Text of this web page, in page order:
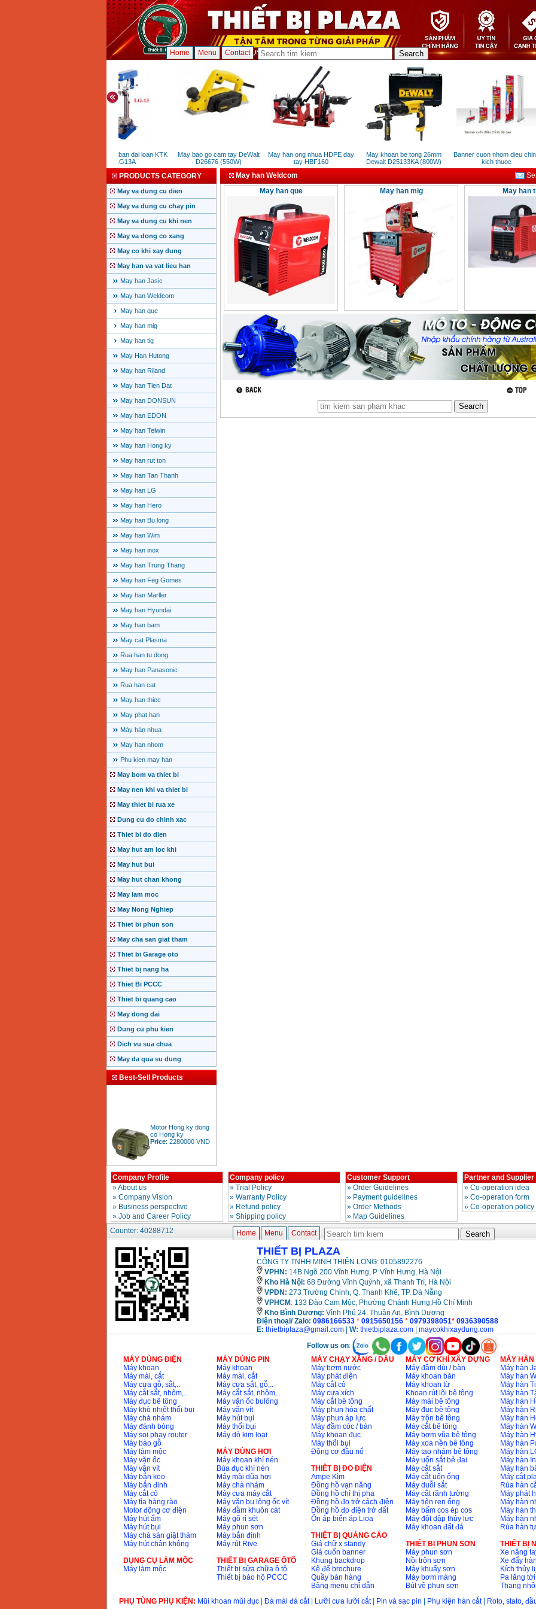
Home Menu Contact
May khoan ban dai loan KTK
LG13A
May bao go cam tay DeWalt
D26676 (550W)
May han ong nhua HDPE day
tay HBF160
May khoan be tong 26mm
Dewalt D25133KA (800W)
Banner cuon nhom dieu chinh
kich thuoc
PRODUCTS CATEGORY
May va dung cu dien
May va dung cu chay pin
May va dung cu khi nen
May va dong co xang
May co khi xay dung
May han va vat lieu han
May han Jasic
May han Weldcom
May han que
May han mig
May han tig
May Han Hutong
May han Riland
May han Tien Dat
May han DONSUN
May han EDON
May han Telwin
May han Hong ky
May han rut ton
May han Tan Thanh
May han LG
May han Hero
May han Bu long
May han Wim
May han inox
May han Trung Thang
May han Feg Gomes
May han Marller
May han Hyundai
May han bam
May cat Plasma
Rua han tu dong
May han Panasonic
Rua han cat
May han thiec
May phat han
Máy hàn nhua
May han nhom
Phu kien may han
May bom va thiet bi
May nen khi va thiet bi
May thiet bi rua xe
Dung cu do chinh xac
Thiet bi do dien
May hut am loc khi
May hut bui
May hut chan khong
May lam moc
May Nong Nghiep
Thiet bi phun son
May cha san giat tham
Thiet bi Garage oto
Thiet bị nang ha
Thiet Bi PCCC
Thiet bi quang cao
May dong dai
Dung cu phu kien
Dich vu sua chua
May da qua su dung
Best-Sell Products
co Hong ky
Price:2280000
BAng gia dong co
Price
Bang gia mui khoan
rut loi be tong
May khoan Bosch da
nang GBH 2-26DRE
(800W)
Price
:3980000
xang Stihl MS661
May cat goc da nang
Makita LS1019L
(1510W)
Price:14068000
VND
Bo may khoan 100
chi tiet Bosch GSB
13RE (650W)
Price
May khoan Bosch
GSB 16RE (750W)
Price :1850000
Dong co xang Honda
GX160 (5.5HP)
Makita 9553B (710W)
Price :1296000VND
May han Weldcom
May han que
May han mig May han
Company Profile
»About us
» Company Vision
» Business perspective
» Job and Career Policy
Company policy
» Trial Policy
» Warranty Policy
» Refund policy
» Shipping policy
Customer Support
» Order Guidelines
» Payment guidelines
» Order Methods
» Map Guidelines
Partner and Supplier
» Co-operation idea
» Co-operation form
» Co-operation policy
Counter: 40288712 Home Menu Contact
THIẾT BỊ PLAZA
CÔNG TY TNHH MINH THIÊN LONG: 0105892276
VPHN: 14B Ngõ 200 Vĩnh Hưng, P. Vĩnh Hưng, Hà Nội
Kho Hà Nội: 68 Đường Vĩnh Quỳnh, xã Thanh Trì, Hà Nội
VPĐN: 273 Trường Chinh, Q. Thanh Khê, TP. Đà Nẵng
VPHCM : 133 Đào Cam Mộc, Phường Chánh Hưng,Hồ Chí Minh
Kho Bình Dương: Vĩnh Phú 24, Thuận An, Bình Dương
Điện thoại/ Zalo: 0986166533 * 0915650156* 0979398051* 0936390588
E: thietbiplaza@gmail.com| W: thietbiplaza.com| maycokhixaydung.com
Follow us on:
MÁY DÙNG ĐIỆN
Máy khoan
Máy mài, cắt
Máy cưa gỗ, sắt,..
Máy cắt sắt, nhôm,..
Máy đục bê tông
Máy khò nhiệt thổi bụi
Máy chà nhám
Máy đánh bóng
Máy soi phay router
Máy bào gỗ
Máy làm mộc
Máy vặn ốc
Máy vặn vít
Máy bắn keo
Máy bắn đinh
Máy cắt cỏ
Máy tỉa hàng rào
Motor động cơ điện
Máy hút ẩm
Máy hút bụi
Máy chà sàn giặt thảm
Máy hút chân không
DỤNG CỤ LÀM MỘC
Máy làm mộc
MÁY DÙNG PIN
Máy khoan
Máy mài, cắt
Máy cưa sắt, gỗ,..
Máy cắt sắt, nhôm,..
Máy vặn ốc bulông
Máy vặn vít
Máy hút bụi
Máy thổi bụi
Máy dò kim loại
MÁY DÙNG HƠI
Máy khoan khí nén
Búa đục khí nén
Máy mài dũa hơi
Máy chà nhám
Máy cưa máy cắt
Máy vặn bu lông ốc vít
Máy đầm khuôn cát
Máy gõ rỉ sét
Máy phun sơn
Máy bắn đinh
Máy rút Rive
THIÊT BỊ GARAGE ÔTÔ
Thiết bị sửa chữa ô tô
Thiết bị bảo hộ PCCC
MÁY CHẠY XĂNG / DẦU
Máy bơm nước
Máy phát điện
Máy cắt cỏ
Máy cưa xích
Máy cắt bê tông
Máy phun hóa chất
Máy phun áp lực
Máy đầm cóc / bàn
Máy khoan đục
Máy thổi bụi
Động cơ đầu nổ
THIÊT BỊ ĐO ĐIỆN
Ampe Kìm
Đồng hồ vạn năng
Đồng hồ chỉ thị pha
Đồng hồ đo trở cách điện
Đồng hồ đo điện trở đất
Ổn áp biến áp Lioa
THIỆT BỊ QUẢNG CÁO
Giá chữ x standy
Giá cuốn banner
Khung backdrop
Kệ để brochure
Quầy bán hàng
Bảng menu chỉ dẫn
MÁY CƠ KHÍ XÂY DỰNG
Máy đầm dùi / bàn
Máy khoan bàn
Máy khoan từ
Khoan rút lõi bê tông
Máy mài bê tông
Máy đục bê tông
Máy trộn bê tông
Máy cắt bê tông
Máy bơm vũa bê tông
Máy xoa nền bê tông
Máy tạo nhám bê tông
Máy uốn sắt bẻ đai
Máy cắt sắt
Máy cắt uốn ống
Máy duỗi sắt
Máy cắt rãnh tường
Máy tiện ren ống
Máy bấm cos ép cos
Máy đột dập thủy lực
Máy khoan đất đá
THIẾT BỊ PHUN SƠN
Máy phun sơn
Nồi trộn sơn
Máy khuấy sơn
Máy bơm màng
Bút vẽ phun sơn
MÁY HÀN
Máy hàn
Máy hàn
Máy hàn
Máy hàn
Máy hàn
Máy hàn
Máy hàn
Máy hàn
Máy hàn
Máy hàn
Máy hàn
Máy hàn
Máy hàn
Máy cắt
Rùa hàn
Máy phát
Máy hàn
Máy hàn
Máy hàn
Rùa hàn
THIẾT BỊ
Xe nâng
Xe đẩy
Kích thủy
Pa lăng
Thang
PHỤ TÙNG PHỤ KIỆN: Mũi khoan mũi đục| Đá mài đá cắt| Lưỡi cưa lưỡi cắt| Pin và sạc pin Phụ kiện hàn cắt| Roto, stato,